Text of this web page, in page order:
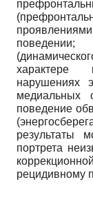
характере
нарушениях
медиальных
поведение
результаты
портрета
рецидивному